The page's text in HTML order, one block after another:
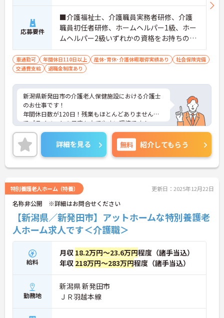
応募要件
■介護福祉士、介護職員実務者研修、介護
職員初任者研修、ホームヘルパー1級、ホー
ムヘルパー2級いずれかの資格をお持ちの方
※無資格・未経験応相談
車通勤可 年間休日110日以上 産休･育休･介護休暇取得実績あり
社会保険完備
交通費支給
退職金制度あり
新潟県新発田市の介護老人保健施設における介護士
のお仕事です！
年間休日数が120日！残業もほとんどありませんの
でプライベートの予定も立てやすい環境です！
ご興味ある方には、面接のポイントなど、さらに詳
細をお話致しますのでお気軽にご相談ください。
詳細を見る 無料 紹介してもらう
特別養護老人ホーム（特養） 更新日：2025年12月22日
名称非公開 ※詳細はお問合せください
【新潟県／新発田市】アットホームな特別養護老
人ホーム求人です＜介護職＞
給料
月収 18.2万円～23.6万円程度（諸手当込）
年収 218万円～283万円程度（諸手当込）
勤務地
新潟県 新発田市
ＪＲ羽越本線